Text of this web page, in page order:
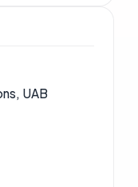
UAB